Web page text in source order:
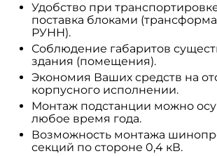
Удобство при
поставка блоками
РУНН).
Соблюдение габаритов
здания (помещения).
Экономия Ваших средств на
корпусного исполнении.
Монтаж подстанции можно
любое время года.
Возможность монтажа
секций по стороне 0,4 кВ.